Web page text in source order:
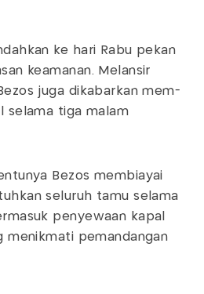
ke hari Rabu pekan
keamanan. Melansir
juga dikabarkan mem-
selama tiga malam
Bezos membiayai
seluruh tamu selama
penyewaan kapal
menikmati pemandangan